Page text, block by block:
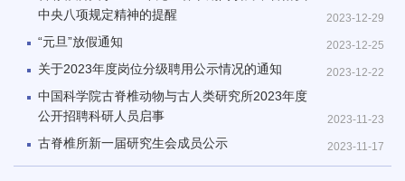
2023-12-29
中央八项规定精神的提醒
2023-12-25
“元旦”放假通知
2023-12-22
关于2023年度岗位分级聘用公示情况的通知
2023-11-23
中国科学院古脊椎动物与古人类研究所2023年度
公开招聘科研人员启事
2023-11-17
古脊椎所新一届研究生会成员公示